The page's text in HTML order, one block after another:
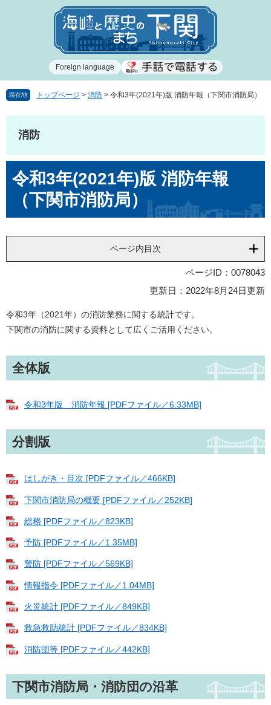
で
ば
Foreign language
現在地 トップページ > 消防 > 令和3年(2021年)版 消防年報（下関市消防局）
消防
文令和3年(2021年)版 消防年報
（下関市消防局）
ページ内目次
ページID：0078043
更新日：2022年8月24日更新
令和3年（2021年）の消防業務に関する統計です。
下関市の消防に関する資料として広くご活用ください。
全体版
令和3年版 消防年報 [PDFファイル／6.33MB]
分割版
はしがき・目次 [PDFファイル／466KB]
下関市消防局の概要 [PDFファイル／252KB]
総務 [PDFファイル／823KB]
予防 [PDFファイル／1.35MB]
警防 [PDFファイル／569KB]
情報指令 [PDFファイル／1.04MB]
火災統計 [PDFファイル／849KB]
救急救助統計 [PDFファイル／834KB]
消防団等 [PDFファイル／442KB]
下関市消防局・消防団の沿革